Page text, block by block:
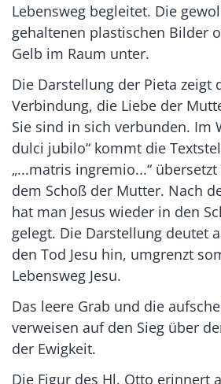
Lebensweg begleitet. Die
gehaltenen plastischen Bilder
Gelb im Raum unter.
Die Darstellung der Pieta zeigt
Verbindung, die Liebe der
Sie sind in sich verbunden. Im
dulci jubilo“ kommt die
„...matris ingremio...“
dem Schoß der Mutter. Nach
hat man Jesus wieder in den
gelegt. Die Darstellung deutet
den Tod Jesu hin, umgrenzt
Lebensweg Jesu.
Das leere Grab und die
verweisen auf den Sieg über
der Ewigkeit.
Die Figur des Hl. Otto erinnert